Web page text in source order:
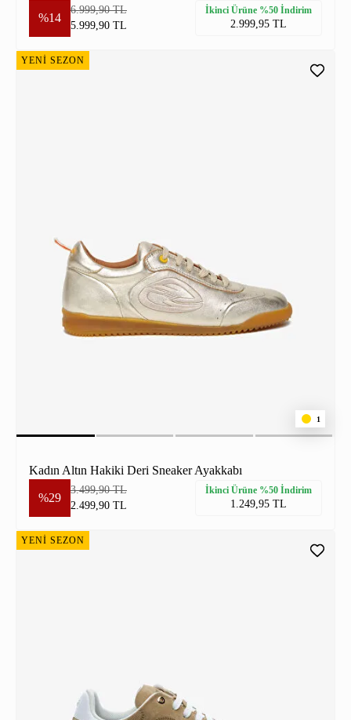
%14
6.999,90 TL
5.999,90 TL
İkinci Ürüne %50 İndirim
2.999,95 TL
YENİ SEZON
1
Kadın Altın Hakiki Deri Sneaker Ayakkabı
%29
3.499,90 TL
2.499,90 TL
İkinci Ürüne %50 İndirim
1.249,95 TL
YENİ SEZON